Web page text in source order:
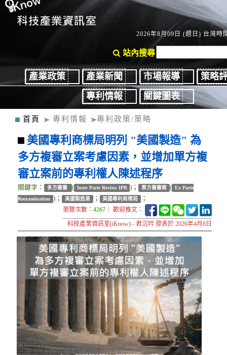
2026年8月09日 (週日) 台灣時
站內搜尋
產業政策 產業新聞 市場報導
策略
專利情報
關鍵圖表
首頁 專利情報 專利政策/策略
美國專利商標局明列 "美國製造" 為
多方複審立案考慮因素，並增加單方複
審立案前的專利權人陳述程序
關鍵字： 多方複審 ( Inter Parte Review IPR )； 單方複審案 ( Ex Parte
Reexamination
)； 美國製造業 ； 美國專利商標局 ；
瀏覽次數：4267 ｜ 歡迎推文：
科技產業資訊室(iKnow) - 君沉吟 發表於 2026年4月8日